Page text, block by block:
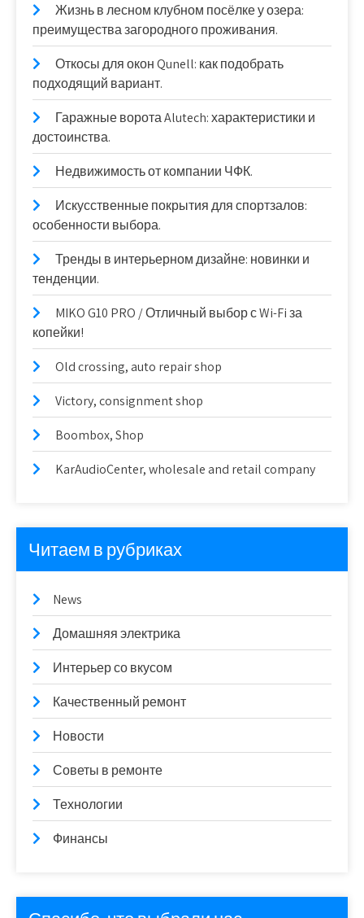
Жизнь в лесном клубном посёлке у озера:
преимущества загородного проживания.
Откосы для окон Qunell: как подобрать
подходящий вариант.
Гаражные ворота Alutech: характеристики и
достоинства.
Недвижимость от компании ЧФК.
Искусственные покрытия для спортзалов:
особенности выбора.
Тренды в интерьерном дизайне: новинки и
тенденции.
MIKO G10 PRO / Отличный выбор с Wi-Fi за
копейки!
Old crossing, auto repair shop
Victory, consignment shop
Boombox, Shop
KarAudioCenter, wholesale and retail company
Читаем в рубриках
News
Домашняя электрика
Интерьер со вкусом
Качественный ремонт
Новости
Советы в ремонте
Технологии
Финансы